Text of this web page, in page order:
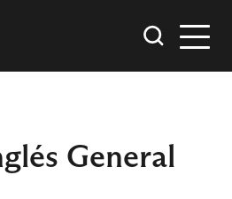
General